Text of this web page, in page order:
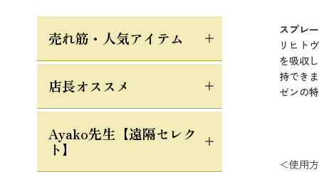
スプレ
リヒト
を吸収
持でき
ゼンの
＜使用
売れ筋・人気アイテム
店長オススメ
Ayako先生【遠隔セレク
ト】